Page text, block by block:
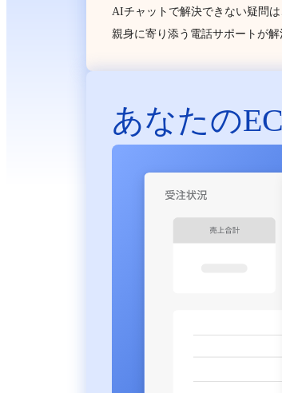
AIチャットで解決できない疑問
親身に寄り添う電話サポートが解
あなたのEC